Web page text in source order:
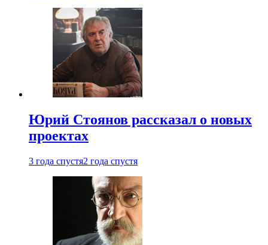
Юрий Стоянов рассказал о новых
проектах
3 года спустя2 года спустя